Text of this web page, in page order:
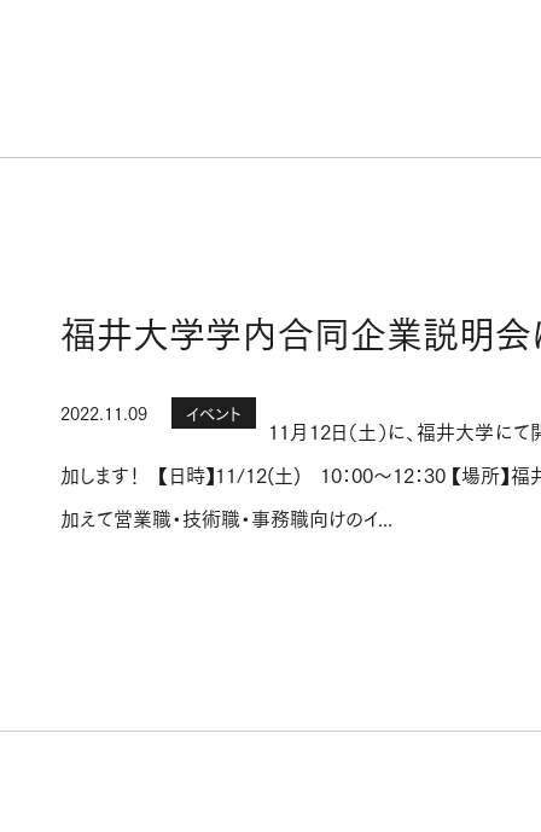
福井大学学内合同企業説明会
2022.11.09 イベント
11月12日（土）に、福井大学
加します！ 【日時】11/12(土) 10：00～12：30 【場所
加えて営業職・技術職・事務職向けのイ...